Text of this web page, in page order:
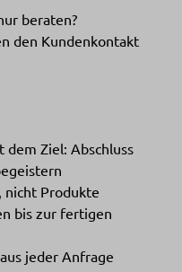
beraten?
den Kundenkontakt
dem Ziel: Abschluss
nicht Produkte
bis zur fertigen
jeder Anfrage